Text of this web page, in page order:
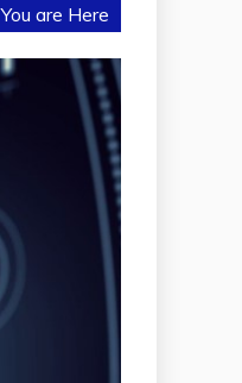
You are Here